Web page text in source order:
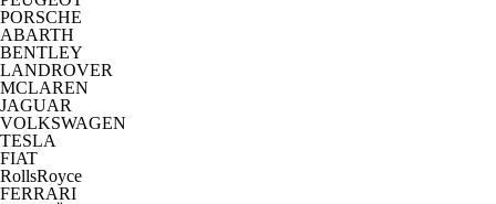
PORSCHE
ABARTH
BENTLEY
LANDROVER
MCLAREN
JAGUAR
VOLKSWAGEN
TESLA
FIAT
RollsRoyce
FERRARI